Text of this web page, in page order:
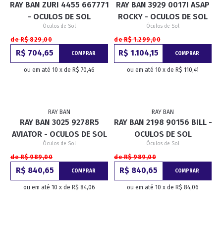
RAY BAN ZURI 4455 667771
- OCULOS DE SOL
Óculos de Sol
de R$ 829,00
R$ 704,65 COMPRAR
ou em até 10 x de R$ 70,46
RAY BAN 3929 0017I ASAP
ROCKY - OCULOS DE SOL
Óculos de Sol
de R$ 1.299,00
R$ 1.104,15 COMPRAR
ou em até 10 x de R$ 110,41
RAY BAN
RAY BAN 3025 9278R5
AVIATOR - OCULOS DE SOL
Óculos de Sol
de R$ 989,00
R$ 840,65 COMPRAR
ou em até 10 x de R$ 84,06
RAY BAN
RAY BAN 2198 90156 BILL -
OCULOS DE SOL
Óculos de Sol
de R$ 989,00
R$ 840,65 COMPRAR
ou em até 10 x de R$ 84,06